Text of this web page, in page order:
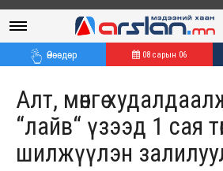
Өнөөдөр 08 сарын 06
Алт, мөнгө
“лайв“ үзээд 1 сая
шилжүүлэн